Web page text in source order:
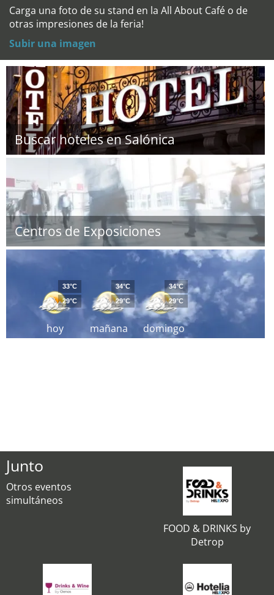
Carga una foto de su stand en la All About Café o de
otras impresiones de la feria!
Subir una imagen
Buscar hoteles en Salónica
Centros de Exposiciones
hoy
33°C
29°C
mañana
34°C
29°C
domingo
34°C
29°C
Junto
Otros eventos
simultáneos
FOOD & DRINKS by
Detrop